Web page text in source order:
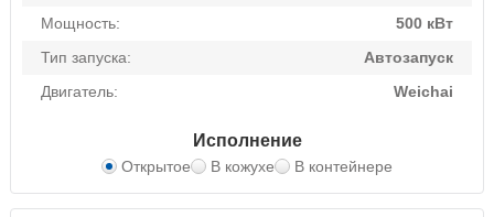
Мощность:
500 кВт
Тип запуска:
Автозапуск
Двигатель:
Weichai
Исполнение
Открытое В кожухе В контейнере